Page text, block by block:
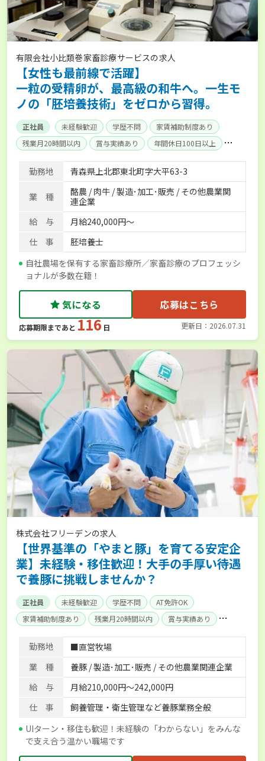
有限会社小比類巻家畜診療サービスの求人
【女性も最前線で活躍】
一粒の受精卵が、最高級の和牛へ。一生モ
ノの「胚培養技術」をゼロから習得。
正社員 未経験歓迎 学歴不問
家賃補助制度あり
残業月20時間以内
賞与実績あり
年間休日100日以上
社会保険完備
勤務地 青森県上北郡東北町字大平63-3
業 種
酪農 / 肉牛 / 製造･加工･販売 / その他農業関
連企業
給 与
月給240,000円～
仕 事
胚培養士
自社農場を保有する家畜診療所／家畜診療のプロフェッシ
ョナルが多数在籍！
気になる 応募はこちら
応募期限まであと 116 日 更新日：2026.07.31
株式会社フリーデンの求人
【世界基準の「やまと豚」を育てる安定企
業】未経験・移住歓迎！大手の手厚い待遇
で養豚に挑戦しませんか？
正社員 未経験歓迎 学歴不問
AT免許OK
家賃補助制度あり
残業月20時間以内
賞与実績あり
年間休日100日以上
産休･育休取得実績あり
社会保険完備
単身寮あり
勤務地
■直営牧場
業 種
養豚 / 製造･加工･販売 / その他農業関連企業
給 与
月給210,000円～242,000円
仕 事
飼養管理・衛生管理など養豚業務全般
UIターン・移住も歓迎！未経験の「わからない」をみんな
で支え合う温かい職場です